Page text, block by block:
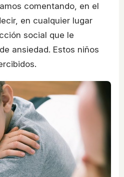
comentando, en el
en cualquier lugar
social que le
ansiedad. Estos niños